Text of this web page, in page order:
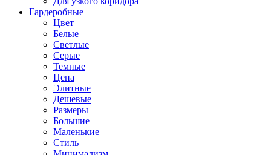
Гардеробные
Цвет
Белые
Светлые
Серые
Темные
Цена
Элитные
Дешевые
Размеры
Большие
Маленькие
Стиль